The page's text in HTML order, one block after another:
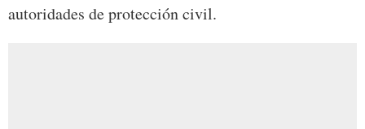
autoridades de protección civil.